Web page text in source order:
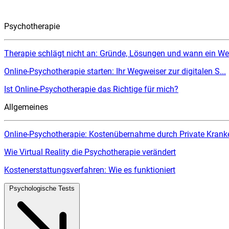
Psychotherapie
Therapie schlägt nicht an: Gründe, Lösungen und wann ein
Online-Psychotherapie starten: Ihr Wegweiser zur digitalen S...
Ist Online-Psychotherapie das Richtige für mich?
Allgemeines
Online-Psychotherapie: Kostenübernahme durch Private
Wie Virtual Reality die Psychotherapie verändert
Kostenerstattungsverfahren: Wie es funktioniert